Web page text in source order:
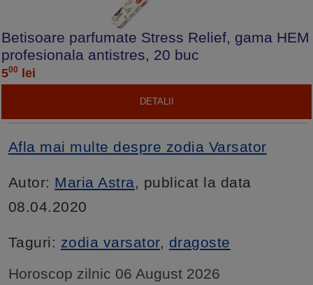
Betisoare parfumate Stress Relief, gama HEM
profesionala antistres, 20 buc
500 lei
DETALII
Afla mai multe despre zodia Varsator
Autor: Maria Astra, publicat la data
08.04.2020
Taguri: zodia varsator, dragoste
Horoscop zilnic 06 August 2026